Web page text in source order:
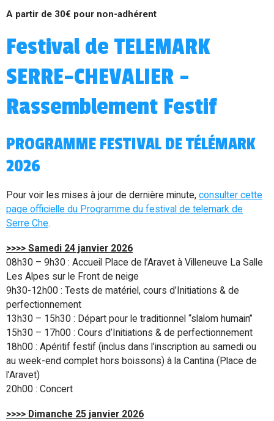
A partir de 30€ pour non-adhérent
Festival de TELEMARK
SERRE-CHEVALIER -
Rassemblement Festif
PROGRAMME FESTIVAL DE TÉLÉMARK
2026
Pour voir les mises à jour de dernière minute, consulter cette
page officielle du Programme du festival de telemark de
Serre Che.
>>>> Samedi 24 janvier 2026
08h30 – 9h30 : Accueil Place de l’Aravet à Villeneuve La Salle
Les Alpes sur le Front de neige
9h30-12h00 : Tests de matériel, cours d’Initiations & de
perfectionnement
13h30 – 15h30 : Départ pour le traditionnel “slalom humain”
15h30 – 17h00 : Cours d’Initiations & de perfectionnement
18h00 : Apéritif festif (inclus dans l’inscription au samedi ou
au week-end complet hors boissons) à la Cantina (Place de
l’Aravet)
20h00 : Concert
>>>> Dimanche 25 janvier 2026